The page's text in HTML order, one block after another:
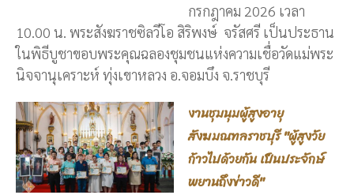
กรกฎาคม 2026 เวลา
10.00 น. พระสังฆราชซิลวีโอ สิริพงษ์ จรัสศรี เป็นประธาน
ในพิธีบูชาขอบพระคุณฉลองชุมชนแห่งความเชื่อวัดแม่พระ
นิจจานุเคราะห์ ทุ่งเขาหลวง อ.จอมบึง จ.ราชบุรี
งานชุมนุมผู้สูงอายุ
สังฆมณฑลราชบุรี "ผู้สูงวัย
ก้าวไปด้วยกัน เป็นประจักษ์
พยานถึงข่าวดี"